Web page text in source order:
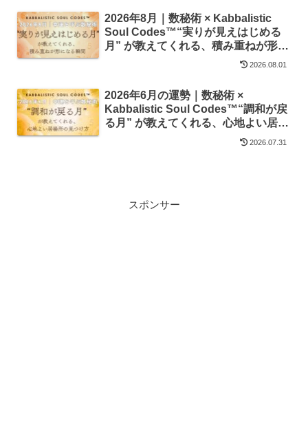
2026年8月｜数秘術 × Kabbalistic
Soul Codes™“実りが見えはじめる
月” が教えてくれる、積み重ねが形に
2026.08.01
2026年6月の運勢｜数秘術 ×
Kabbalistic Soul Codes™“調和が戻
る月” が教えてくれる、心地よい居場
2026.07.31
スポンサー